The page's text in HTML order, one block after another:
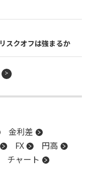
スクオフは強まるか
金利差
FX
円高
チャート